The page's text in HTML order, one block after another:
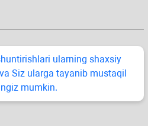
ularning shaхsiy
Siz ularga tayanib mustaqil
mumkin.